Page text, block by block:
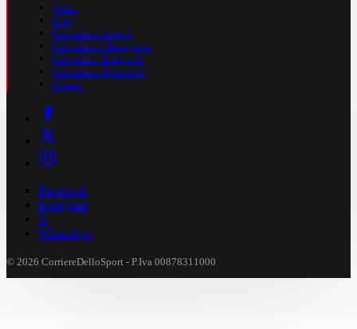
Video
Foto
Calendario Serie A
Calendario Champions
Calendario Europa L.
Calendario Premier L.
Casinò
Facebook
Instagram
X
WhatsApp
© 2026 CorriereDelloSport - P.Iva 00878311000